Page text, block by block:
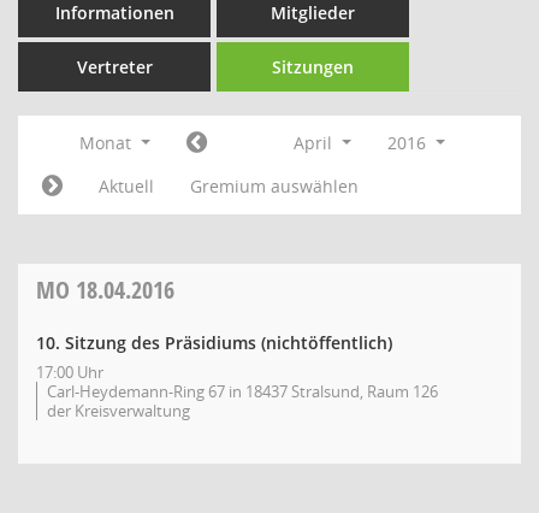
Informationen Mitglieder
Vertreter Sitzungen
Monat April
2016
Aktuell
Gremium auswählen
MO 18.04.2016
10. Sitzung des Präsidiums (nichtöffentlich)
17:00 Uhr
Carl-Heydemann-Ring 67 in 18437 Stralsund, Raum 126
der Kreisverwaltung